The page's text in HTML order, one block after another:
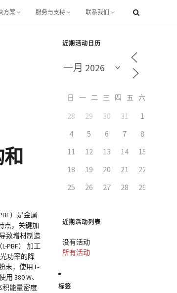
方案 服务与支持 联系我们
）是金属
点，关键加
致增材制造
PBF） 加工
功率的降
末，使用 L-
380 W、
积能量密度
近期活动日历
日 一 二 三 四 五
28 29 30 31 1
4
5 6 7 8
11
12 13 14 15
18
19 20 21 22
25
26 27 28 29
近期活动列表
没有活动
所有活动
标签